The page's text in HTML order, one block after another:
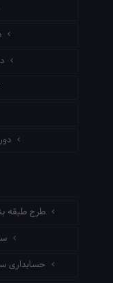
طرح طبقه
حسابداری